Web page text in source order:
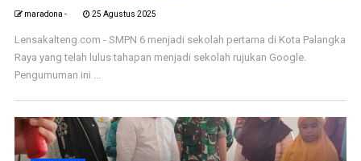
maradona - 25 Agustus 2025
Lensakalteng.com - SMPN 6 menjadi sekolah pertama di Kota Palangka
Raya yang telah lulus tahapan menjadi sekolah rujukan Google.
Pengumuman ini ...